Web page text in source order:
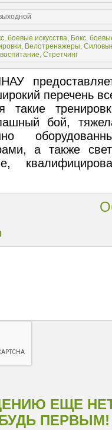
боевые искусства, Бокс,
, Велотренажеры,
, Стретчинг
перечень
такие
бой,
а также
ЕЩЕ
ПЕРВЫМ!